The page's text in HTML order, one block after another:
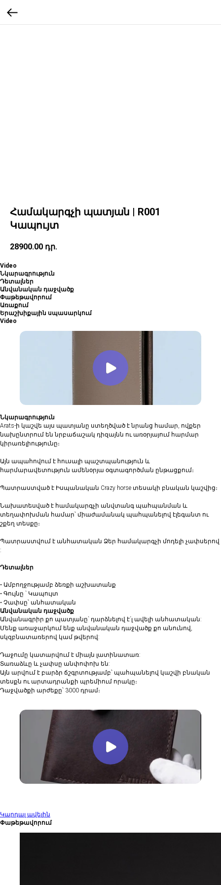
Համակարգչի պատյան | R001
Կապույտ
28900.00 դր.
Video
Նկարագրություն
Դետալներ
Անվանական դաջվածք
Փաթեթավորում
Առաքում
Երաշխիքային սպասարկում
Video
Նկարագրություն
Arats-ի կաշվե այս պատյանը ստեղծված է նրանց համար, ովքեր
նախընտրում են նրբաճաշակ դիզայնն ու առօրյայում հարմար
կիրառելիությունը։
Այն ապահովում է հուսալի պաշտպանություն և
հարմարավետություն ամենօրյա օգտագործման ընթացքում։
Պատրաստված է Իսպանական Crazy horse տեսակի բնական կաշվից։
Նախատեսված է համակարգչի անվտանգ պահպանման և
տեղափոխման համար՝ միաժամանակ պահպանելով էլեգանտ ու
շքեղ տեսքը։
Պատրաստվում է անհատական Ձեր համակարգչի մոդելի չափսերով
:
Դետալներ
• Ամբողջությամբ ձեռքի աշխատանք
• ⁠Գույնը ` Կապույտ
• Չափսը՝ անհատական
Անվանական դաջվածք
Անվանագրիր քո պատյանը` դարձնելով է´լ ավելի անհատական:
Մենք առաջարկում ենք անվանական դաջվածք քո անունով,
սկզբնատառերով կամ թվերով:
Դաջումը կատարվում է միայն լատինատառ:
Տառաձևը և չափսը անփոփոխ են:
Այն արվում է բարձր ճշգրտությամբ՝ պահպանելով կաշվի բնական
տեսքն ու արտադրանքի պրեմիում որակը։
Դաջվածքի արժեքը՝ 3000 դրամ։
Կարդալ ավելին
Փաթեթավորում